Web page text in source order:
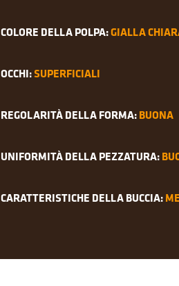
COLORE DELLA POLPA:GIALLA
OCCHI:SUPERFICIALI
REGOLARITÀ DELLA FORMA:BUONA
UNIFORMITÀ DELLA PEZZATURA:
CARATTERISTICHE DELLA BUCCIA: